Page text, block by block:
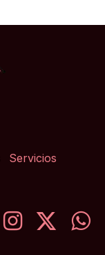
Servicios